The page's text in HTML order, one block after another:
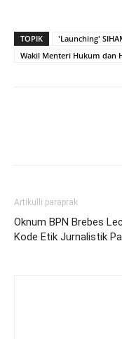
TOPIK
'Launching'
Wakil Menteri Hukum dan
Artikulli paraprak
Oknum BPN Brebes
Kode Etik Jurnalistik